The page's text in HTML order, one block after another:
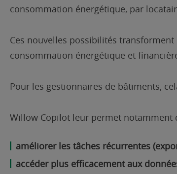
consommation énergétique, par
Ces nouvelles possibilités
consommation énergétique et
Pour les gestionnaires de bâtiments,
Willow Copilot leur permet notamment
améliorer les tâches récurrentes
accéder plus efficacement aux